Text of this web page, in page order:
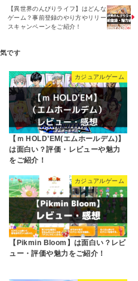
【異世界のんびりライフ】はどんな
ゲーム？事前登録のやり方やリリー
スキャンペーンをご紹介！
カジュアルゲーム
【ｍ HOLD’EM(エムホールデム)】
は面白い？評価・レビューや魅力
をご紹介！
カジュアルゲーム
【Pikmin Bloom】は面白い？レビ
ュー・評価や魅力をご紹介！